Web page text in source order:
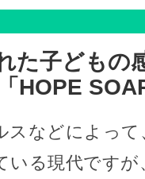
た子どもの
HOPE
スなどによっ
いる現代ですが